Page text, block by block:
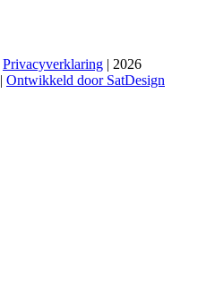
Privacyverklaring | 2026
Ontwikkeld door SatDesign